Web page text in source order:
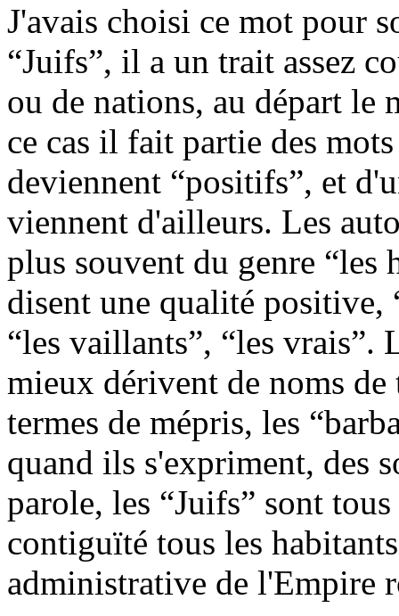
J'avais choisi ce mot pour
“Juifs”, il a un trait assez
ou de nations, au départ le
ce cas il fait partie des
deviennent “positifs”, et
viennent d'ailleurs. Les
plus souvent du genre “les
disent une qualité positive,
“les vaillants”, “les vrais”.
mieux dérivent de noms
termes de mépris, les
quand ils s'expriment, des
parole, les “Juifs” sont
contiguïté tous les
administrative de l'Empire